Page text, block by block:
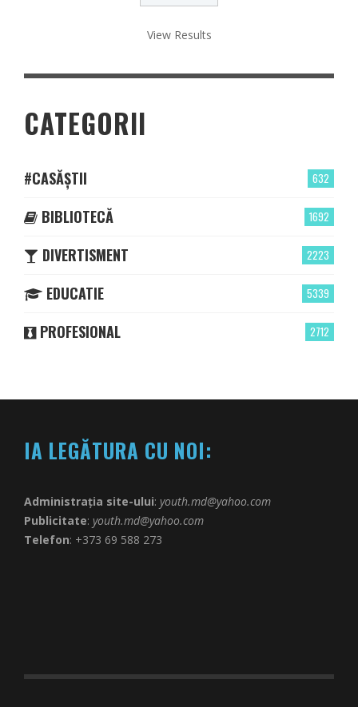
View Results
CATEGORII
632
#CASĂȘTII
1692
BIBLIOTECĂ
2223
DIVERTISMENT
5339
EDUCATIE
2712
PROFESIONAL
IA LEGĂTURA CU NOI:
Administrația site-ului: youth.md@yahoo.com
Publicitate: youth.md@yahoo.com
Telefon: +373 69 588 273